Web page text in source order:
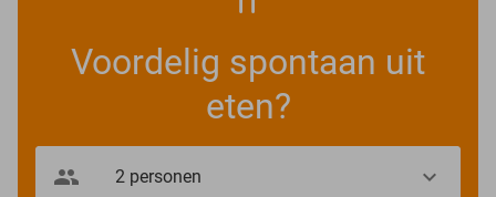
Voordelig spontaan uit
eten?